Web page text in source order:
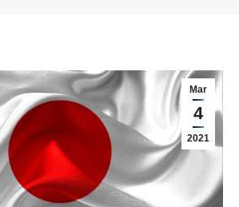
Mar
4
2021